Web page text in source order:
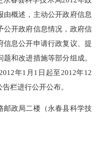
由概述，主动公开政府信息
公开政府信息情况，政府信
信息公开申请行政复议、提
和改进措施等部分组成。
年1月1日起至2012年12
栏进行公开公布。
政局二楼（永春县科学技